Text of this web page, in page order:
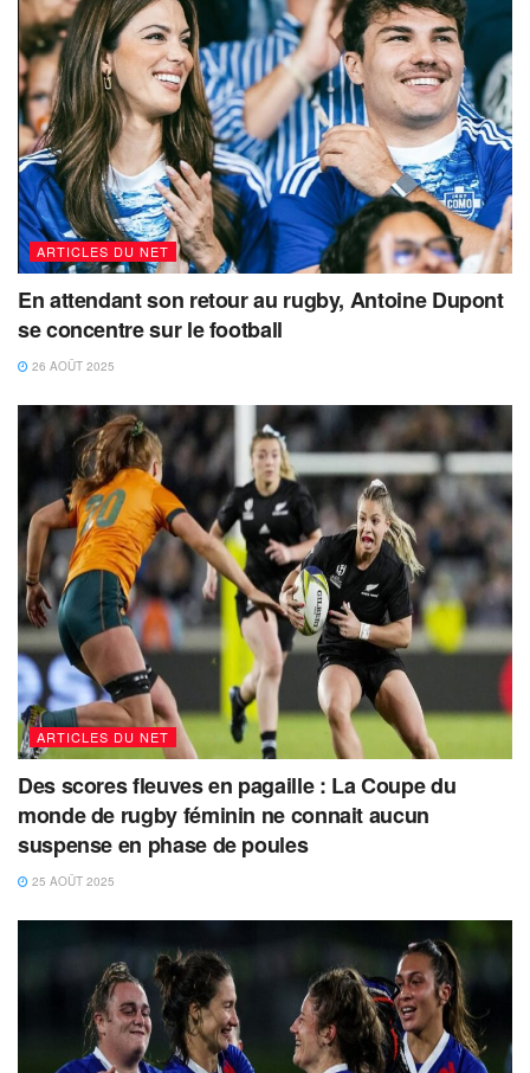
ARTICLES DU NET
En attendant son retour au rugby, Antoine Dupont
se concentre sur le football
26 AOÛT 2025
ARTICLES DU NET
Des scores fleuves en pagaille : La Coupe du
monde de rugby féminin ne connait aucun
suspense en phase de poules
25 AOÛT 2025